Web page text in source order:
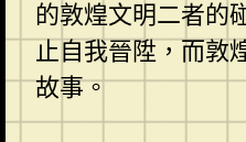
的敦煌文明二者的
止自我晉陞，而敦
故事。